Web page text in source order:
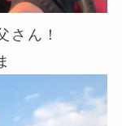
さん！